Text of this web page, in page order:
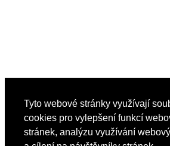
Tyto webové stránky využívají
cookies pro vylepšení funkcí
stránek, analýzu využívání